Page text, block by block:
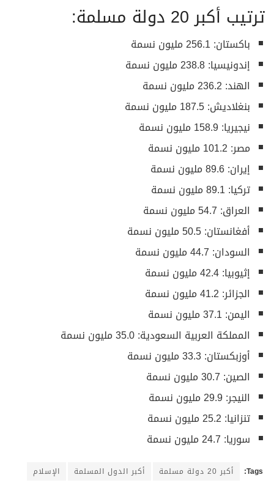
ترتيب أكبر 20 دولة مسلمة:
باكستان: 256.1 مليون نسمة
إندونيسيا: 238.8 مليون نسمة
الهند: 236.2 مليون نسمة
بنغلاديش: 187.5 مليون نسمة
نيجيريا: 158.9 مليون نسمة
مصر: 101.2 مليون نسمة
إيران: 89.6 مليون نسمة
تركيا: 89.1 مليون نسمة
العراق: 54.7 مليون نسمة
أفغانستان: 50.5 مليون نسمة
السودان: 44.7 مليون نسمة
إثيوبيا: 42.4 مليون نسمة
الجزائر: 41.2 مليون نسمة
اليمن: 37.1 مليون نسمة
المملكة العربية السعودية: 35.0 مليون نسمة
أوزبكستان: 33.3 مليون نسمة
الصين: 30.7 مليون نسمة
النيجر: 29.9 مليون نسمة
تنزانيا: 25.2 مليون نسمة
سوريا: 24.7 مليون نسمة
Tags: أكبر 20 دولة مسلمة أكبر الدول المسلمة
الإسلام